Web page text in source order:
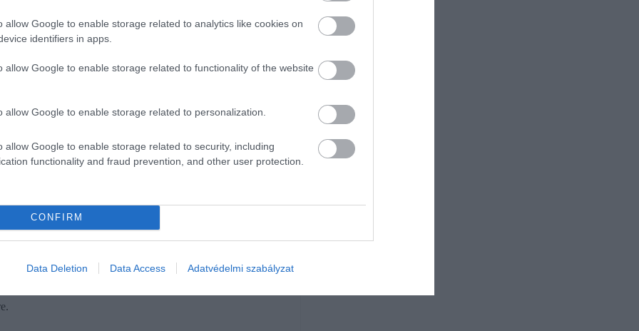
allow Google to enable storage related to analytics like cookies on
identifiers in apps.
allow Google to enable storage related to functionality of the website
allow Google to enable storage related to personalization.
allow Google to enable storage related to security, including
functionality and fraud prevention, and other user protection.
CONFIRM
Data Deletion Data Access Adatvédelmi szabályzat
hatótávú Teslák jönnek
mindössze99 Ft/kWh áron tölthetik autójukat a
azért érdekes, mert a Tesla Supercharger hálózata
is. A töltés ára attól függ, ki és hogyan használja a
az árat kapják,